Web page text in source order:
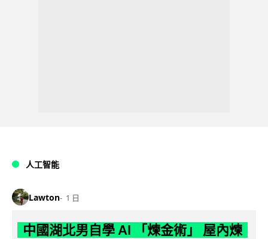
人工智能
Lawton 1 日
中國湖北男自學 AI 「煉金術」 屋內煉